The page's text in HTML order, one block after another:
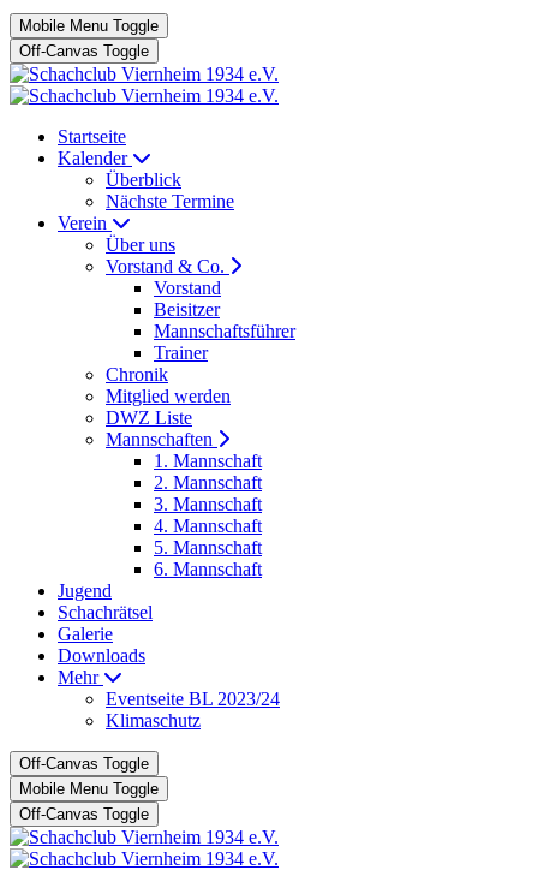
Mobile Menu Toggle
Off-Canvas Toggle
Startseite
Kalender
Überblick
Nächste Termine
Verein
Über uns
Vorstand & Co.
Vorstand
Beisitzer
Mannschaftsführer
Trainer
Chronik
Mitglied werden
DWZ Liste
Mannschaften
1. Mannschaft
2. Mannschaft
3. Mannschaft
4. Mannschaft
5. Mannschaft
6. Mannschaft
Jugend
Schachrätsel
Galerie
Downloads
Mehr
Eventseite BL 2023/24
Klimaschutz
Off-Canvas Toggle
Mobile Menu Toggle
Off-Canvas Toggle